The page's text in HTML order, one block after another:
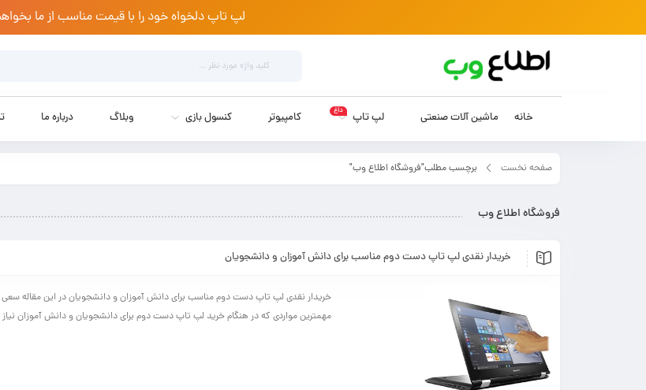
لپ تاپ دلخواه خود را با قیمت مناسب از ما
خانه ماشین آلات صنعتی لپ تاپ داغ کامپیوتر کنسول بازی وبلاگ درباره ما
صفحه نخست برچسب مطلب"فروشگاه اطلاع وب"
فروشگاه اطلاع وب
خریدار نقدی لپ تاپ دست دوم مناسب برای دانش آموزان و دانشجویان
خریدار نقدی لپ تاپ دست دوم مناسب برای دانش آموزان و دانشجویان در این مقاله سعی
مهمترین مواردی که در هنگام خرید لپ تاپ دست دوم برای دانشجویان و دانش آموزان